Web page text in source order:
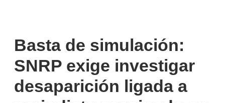
Basta de simulación:
SNRP exige investigar
desaparición ligada a